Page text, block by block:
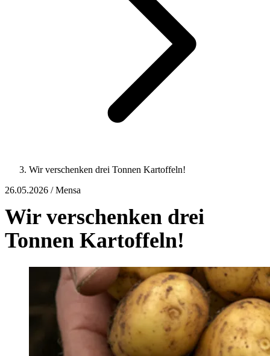
Wir verschenken drei Tonnen Kartoffeln!
26.05.2026 / Mensa
Wir verschenken drei
Tonnen Kartoffeln!